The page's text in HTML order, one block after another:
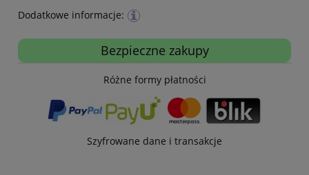
Dodatkowe informacje:
Bezpieczne zakupy
Różne formy płatności
Szyfrowane dane i transakcje